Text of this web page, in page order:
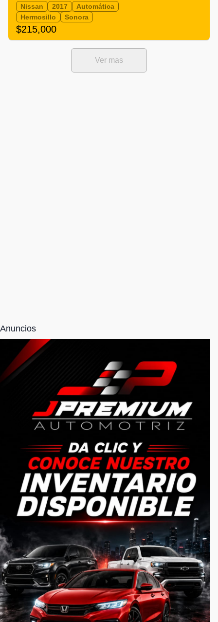
Nissan 2017
Automática
Hermosillo
Sonora
$215,000
Ver mas
NOSOTROS
Somos una empresa totalmente responsable
6621940563
serviciosseminuevos@gmail.com
CATEGORIAS
Inicio